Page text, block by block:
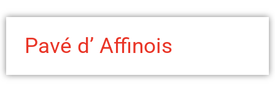
Pavé d’ Affinois